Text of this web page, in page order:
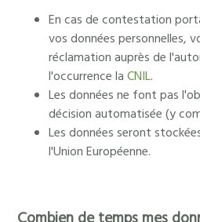
En cas de contestation
vos données personnelles,
réclamation auprès de
l'occurrence laCNIL.
Les données ne font pas
décision automatisée (y
Les données seront
l'Union Européenne.